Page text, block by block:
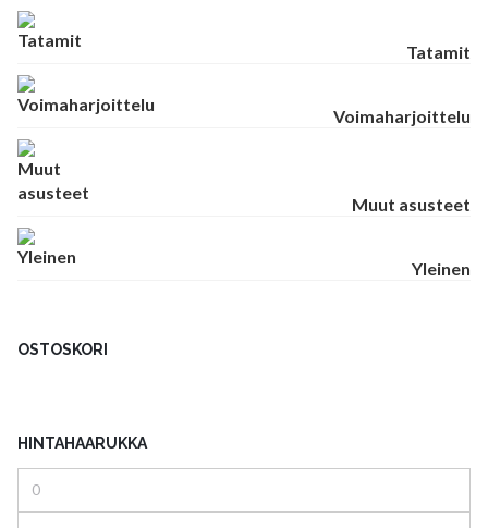
Tatamit
Voimaharjoittelu
Muut asusteet
Yleinen
OSTOSKORI
HINTAHAARUKKA